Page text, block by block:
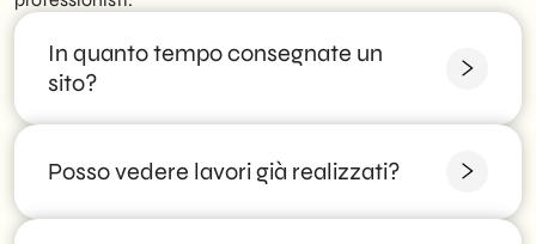
In quanto tempo consegnate un
sito?
Un sito vetrina richiede in genere poche settimane;
e-commerce e progetti complessi qualche
Posso vedere lavori già realizzati?